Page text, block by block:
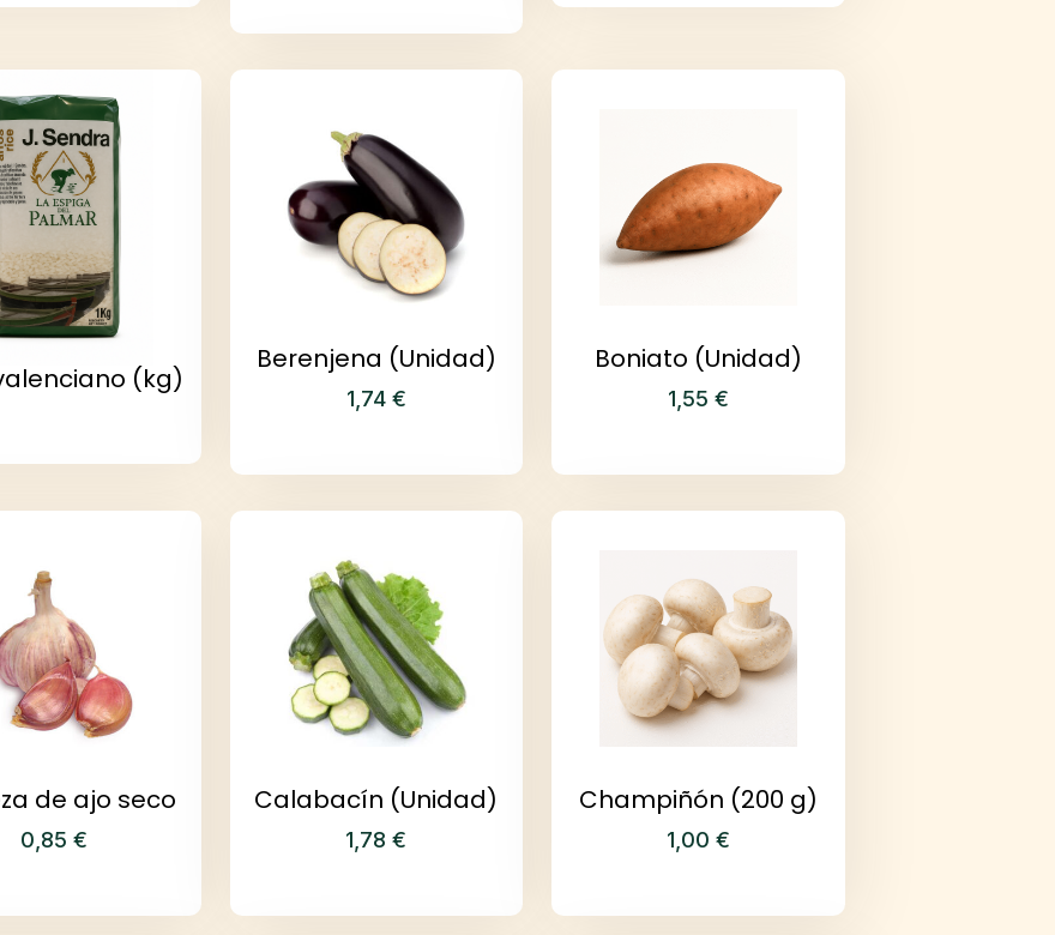
(kg)
Berenjena (Unidad)
1,74 €
Boniato (Unidad)
1,55€
de ajo seco
0,85€
Calabacín (Unidad)
1,78€
Champiñón (200 g)
1,00€